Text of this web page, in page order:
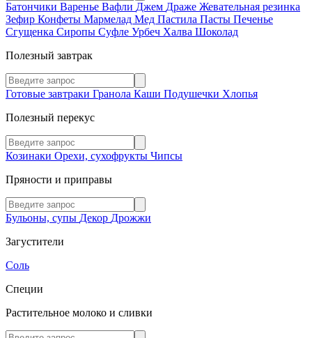
Батончики Варенье Вафли Джем Драже Жевательная резинка
Зефир Конфеты Мармелад Мед Пастила Пасты Печенье
Сгущенка Сиропы Суфле Урбеч Халва Шоколад
Полезный завтрак
Готовые завтраки Гранола Каши Подушечки Хлопья
Полезный перекус
Козинаки Орехи, сухофрукты Чипсы
Пряности и приправы
Бульоны, супы Декор Дрожжи
Загустители
Соль
Специи
Растительное молоко и сливки